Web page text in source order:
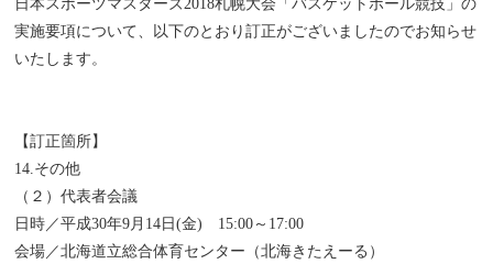
日本スポーツマスターズ2018札幌大会「バスケットボール競技」の
実施要項について、以下のとおり訂正がございましたのでお知らせ
いたします。
【訂正箇所】
14.その他
（２）代表者会議
日時／平成30年9月14日(金) 15:00～17:00
会場／北海道立総合体育センター（北海きたえーる）